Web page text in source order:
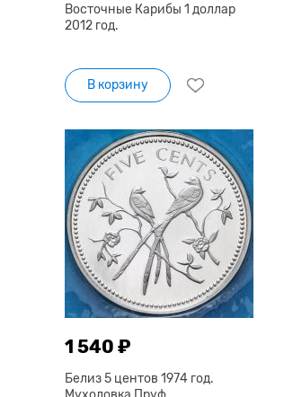
Восточные Карибы 1 доллар
2012 год.
В корзину
1 540 ₽
Белиз 5 центов 1974 год.